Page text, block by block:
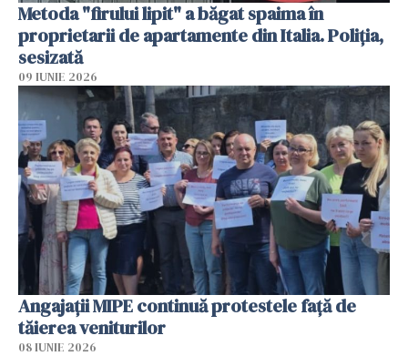
Metoda "firului lipit" a băgat spaima în
proprietarii de apartamente din Italia. Poliția,
sesizată
09 IUNIE 2026
Angajaţii MIPE continuă protestele faţă de
tăierea veniturilor
08 IUNIE 2026